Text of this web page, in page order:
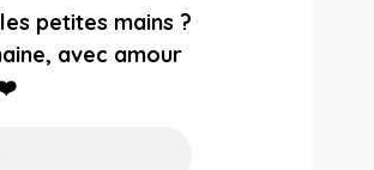
petites mains ?
avec amour